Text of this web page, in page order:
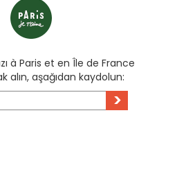
à Paris et en Île de France
alın, aşağıdan kaydolun:
>